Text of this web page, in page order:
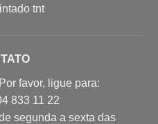
tnt
favor, ligue para:
833 11 22
segunda a sexta das